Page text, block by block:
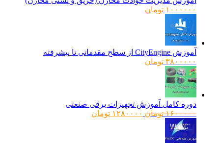
۱۰۰۰۰۰۰ تومان
آموزش CityEngine از سطح مقدماتی تا پیشرفته
۳۸۰۰۰۰۰ تومان
دوره کامل آموزش تجهیزات برقی صنعتی
۱۶۰۰۰۰۰ تومانقیمت
۱۲۸۰۰۰۰ تومانقیمت